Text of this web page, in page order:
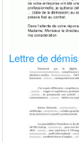
Lettre de